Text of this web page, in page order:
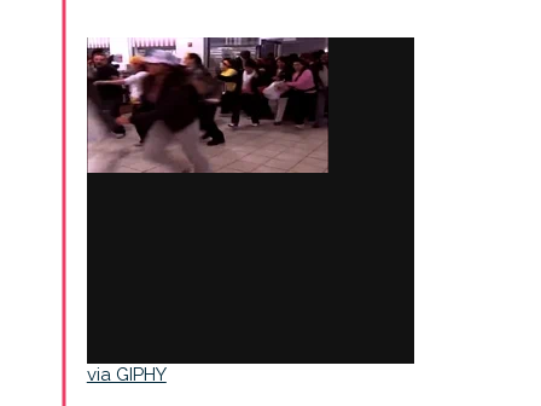
via GIPHY